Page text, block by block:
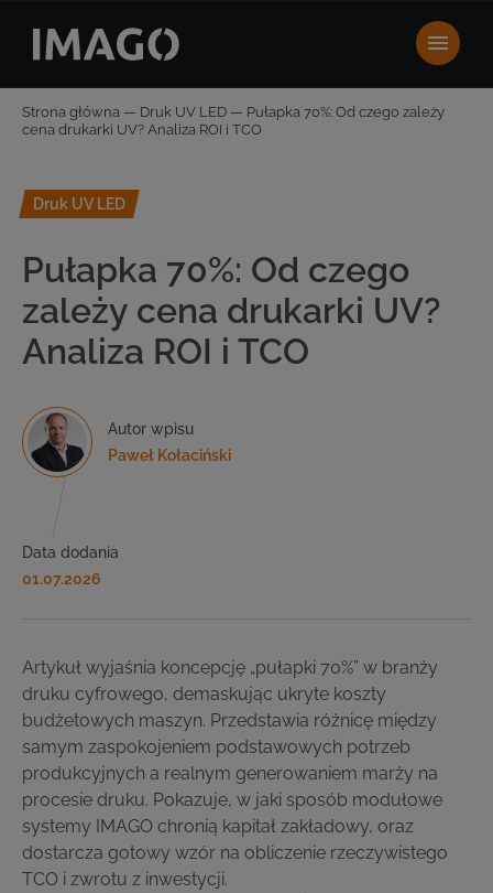
Strona główna — Druk UV LED — Pułapka 70%: Od czego zależy
cena drukarki UV? Analiza ROI i TCO
Druk UV LED
Pułapka 70%: Od czego
zależy cena drukarki UV?
Analiza ROI i TCO
Autor wpisu
Paweł Kołaciński
Data dodania
01.07.2026
Artykuł wyjaśnia koncepcję „pułapki 70%” w branży
druku cyfrowego, demaskując ukryte koszty
budżetowych maszyn. Przedstawia różnicę między
samym zaspokojeniem podstawowych potrzeb
produkcyjnych a realnym generowaniem marży na
procesie druku. Pokazuje, w jaki sposób modułowe
systemy IMAGO chronią kapitał zakładowy, oraz
dostarcza gotowy wzór na obliczenie rzeczywistego
TCO i zwrotu z inwestycji.